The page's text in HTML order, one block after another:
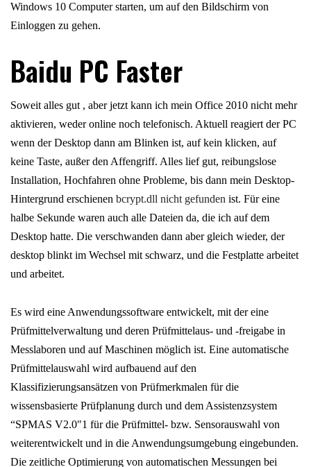
Windows 10 Computer starten, um auf den Bildschirm von
Einloggen zu gehen.
Baidu PC Faster
Soweit alles gut , aber jetzt kann ich mein Office 2010 nicht mehr
aktivieren, weder online noch telefonisch. Aktuell reagiert der PC
wenn der Desktop dann am Blinken ist, auf kein klicken, auf
keine Taste, außer den Affengriff. Alles lief gut, reibungslose
Installation, Hochfahren ohne Probleme, bis dann mein Desktop-
Hintergrund erschienen bcrypt.dll nicht gefunden ist. Für eine
halbe Sekunde waren auch alle Dateien da, die ich auf dem
Desktop hatte. Die verschwanden dann aber gleich wieder, der
desktop blinkt im Wechsel mit schwarz, und die Festplatte arbeitet
und arbeitet.
Es wird eine Anwendungssoftware entwickelt, mit der eine
Prüfmittelverwaltung und deren Prüfmittelaus- und -freigabe in
Messlaboren und auf Maschinen möglich ist. Eine automatische
Prüfmittelauswahl wird aufbauend auf den
Klassifizierungsansätzen von Prüfmerkmalen für die
wissensbasierte Prüfplanung durch und dem Assistenzsystem
“SPMAS V2.0″1 für die Prüfmittel- bzw. Sensorauswahl von
weiterentwickelt und in die Anwendungsumgebung eingebunden.
Die zeitliche Optimierung von automatischen Messungen bei